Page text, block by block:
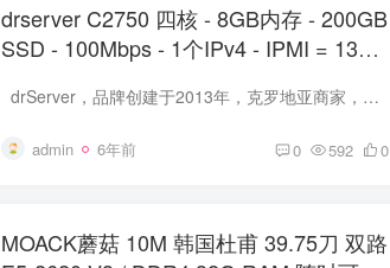
drserver C2750 四核 - 8GB内存 - 200GB
SSD - 100Mbps - 1个IPv4 - IPMI = 13美
drServer，品牌创建于2013年，克罗地亚商家，主要从事美国达拉斯数据中心的VPS、独立服务器产品销售。 切记：请看看文章最底部的商家的tos。 缺点：加IP费用较高，网络在中国出口访问高...
admin 6年前 0 592 0
MOACK蘑菇 10M 韩国杜甫 39.75刀 双路